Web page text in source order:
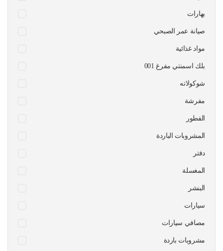
بهارات
صيانة عمر الصبحي
مواد غذائية
بلك اسمنتي مفرغ 001
شوكولاته
مفرشة
الفطور
المشروبات الباردة
دفتر
المغسلة
البنشر
سيارات
مصافي سيارات
مشروبات باردة